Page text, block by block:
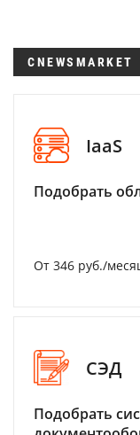
CNEWSMARKET
IaaS
Подобрать
От 346 руб./
СЭД
Подобрать